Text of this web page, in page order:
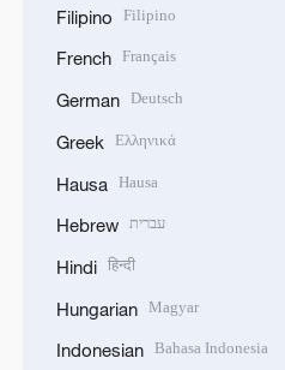
Filipino Filipino
French Français
German Deutsch
Greek Ελληνικά
Hausa Hausa
Hebrew עברית
Hindi हिन्दी
Hungarian Magyar
Indonesian Bahasa Indonesia